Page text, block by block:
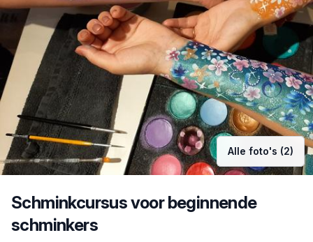
Alle foto's (2)
Schminkcursus voor beginnende
schminkers